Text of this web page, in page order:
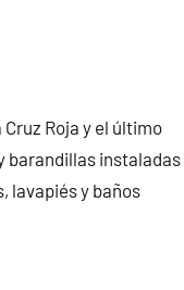
Roja y el último
barandillas instaladas
lavapiés y baños